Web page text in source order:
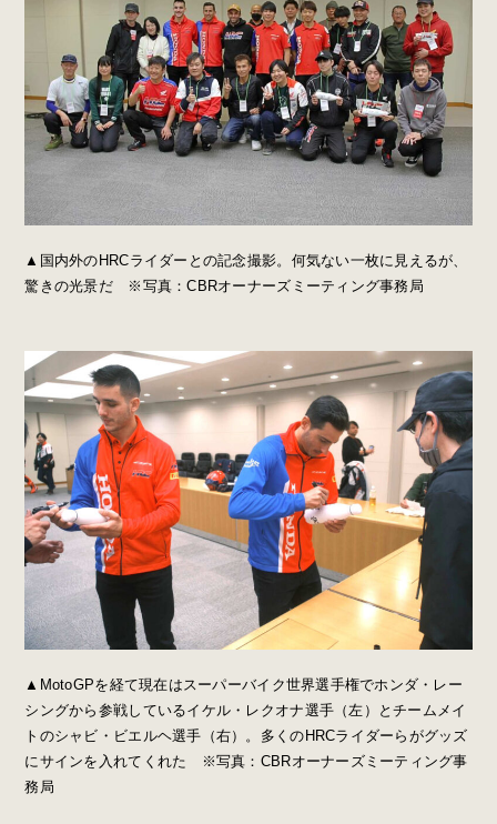
▲国内外のHRCライダーとの記念撮影。何気ない一枚に見えるが、
驚きの光景だ ※写真：CBRオーナーズミーティング事務局
▲MotoGPを経て現在はスーパーバイク世界選手権でホンダ・レー
シングから参戦しているイケル・レクオナ選手（左）とチームメイ
トのシャビ・ビエルヘ選手（右）。多くのHRCライダーらがグッズ
にサインを入れてくれた ※写真：CBRオーナーズミーティング事
務局